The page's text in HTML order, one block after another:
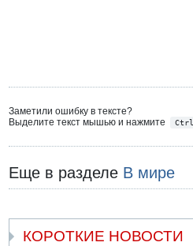
Заметили ошибку в тексте?
Выделите текст мышью и нажмите
Ctrl
Еще в разделе В мире
КОРОТКИЕ НОВОСТИ